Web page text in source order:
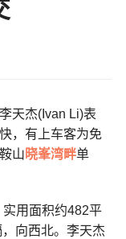
天杰(Ivan Li)表
，有上车客为免
山晓峯湾畔单
用面积约482平
向西北。李天杰